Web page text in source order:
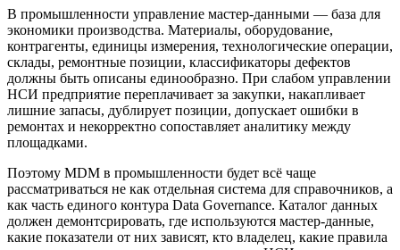
В промышленности управление мастер-данными — база для
экономики производства. Материалы, оборудование,
контрагенты, единицы измерения, технологические операции,
склады, ремонтные позиции, классификаторы дефектов
должны быть описаны единообразно. При слабом управлении
НСИ предприятие переплачивает за закупки, накапливает
лишние запасы, дублирует позиции, допускает ошибки в
ремонтах и некорректно сопоставляет аналитику между
площадками.
Поэтому MDM в промышленности будет всё чаще
рассматриваться не как отдельная система для справочников, а
как часть единого контура Data Governance. Каталог данных
должен демонтсрировать, где используются мастер-данные,
какие показатели от них зависят, кто владелец, какие правила